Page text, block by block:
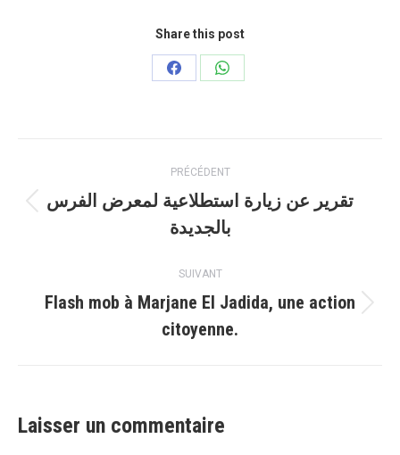
Share this post
PartagerPartager
article
PRÉCÉDENT
Article
précédent
تقریر عن زیارة استطلاعیة لمعرض الفرس
بالجدیدة
SUIVANT
Article
suivant
Flash mob à Marjane El Jadida, une action
citoyenne.
Laisser un commentaire